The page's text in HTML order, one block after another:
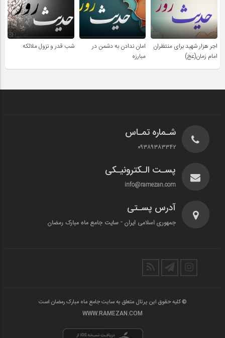
اجر هزار شهید برای منتظران
امام زمان(عج)
امان ندادن به دشمن در
مبارزه
شب قدر و نزول ملائکه
شـماره تمـاس
۰۹۳۸۹۳۸۳۳۴۲
پسـت الـکترونیـکی
info@ramezan.com
آدرس پسـتی
جمهوری اسلامی ایران - سایت جامع ماه مبارک رمضان
© کلیه حقوق این پرتال متعلق به سایت جامع ماه مبارک رمضان است
WWW.RAMEZAN.COM